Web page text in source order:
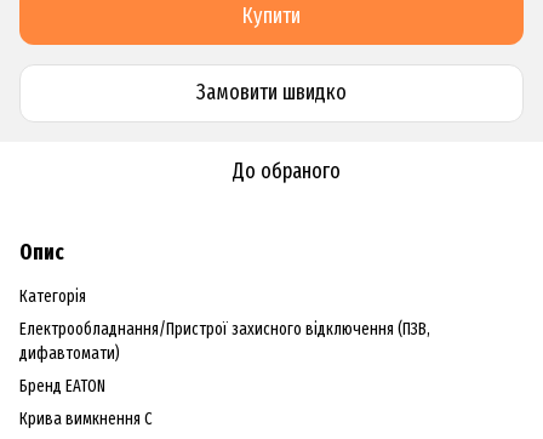
Купити
Замовити швидко
До обраного
Опис
Категорія
Електрообладнання/Пристрої захисного відключення (ПЗВ,
дифавтомати)
Бренд EATON
Крива вимкнення C